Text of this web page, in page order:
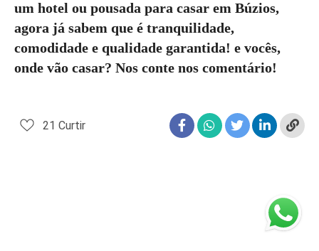
um hotel ou pousada para casar em Búzios,
agora já sabem que é tranquilidade,
comodidade e qualidade garantida! e vocês,
onde vão casar? Nos conte nos comentário!
21 Curtir